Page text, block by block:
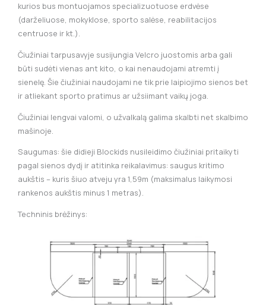
kurios bus montuojamos specializuotuose erdvėse
(darželiuose, mokyklose, sporto salėse, reabilitacijos
centruose ir kt.).
Čiužiniai tarpusavyje susijungia Velcro juostomis arba gali
būti sudėti vienas ant kito, o kai nenaudojami atremti į
sienelę. Šie čiužiniai naudojami ne tik prie laipiojimo sienos bet
ir atliekant sporto pratimus ar užsiimant vaikų joga.
Čiužiniai lengvai valomi, o užvalkalą galima skalbti net skalbimo
mašinoje.
Saugumas: šie didieji Blockids nusileidimo čiužiniai pritaikyti
pagal sienos dydį ir atitinka reikalavimus: saugus kritimo
aukštis – kuris šiuo atveju yra 1,59m (maksimalus laikymosi
rankenos aukštis minus 1 metras).
Techninis brėžinys: